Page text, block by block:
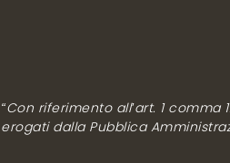
“Con riferimento all’art. 1
erogati dalla Pubblica